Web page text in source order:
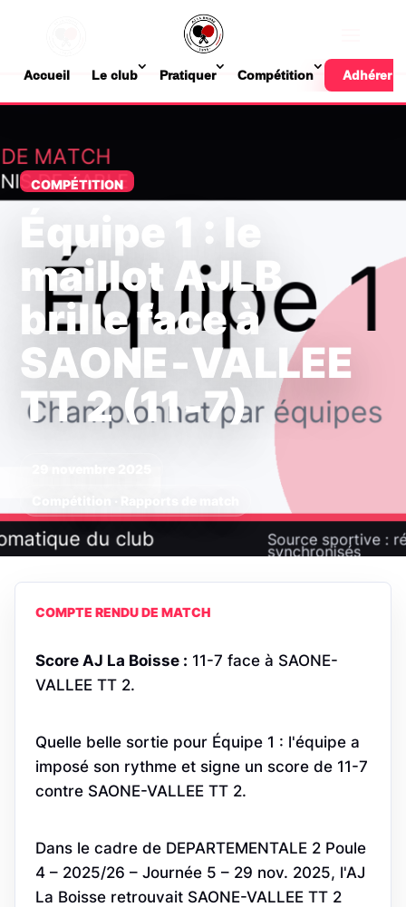
Accueil Le club Pratiquer Compétition Adhérer
COMPÉTITION
Équipe 1 : le
maillot AJLB
brille face à
SAONE‑VALLEE
TT 2 (11‑7)
COMPTE RENDU DE MATCH
Score AJ La Boisse : 11-7 face à SAONE-
VALLEE TT 2.
Quelle belle sortie pour Équipe 1 : l'équipe a
imposé son rythme et signe un score de 11-7
contre SAONE-VALLEE TT 2.
Dans le cadre de DEPARTEMENTALE 2 Poule
4 – 2025/26 – Journée 5 – 29 nov. 2025, l'AJ
La Boisse retrouvait SAONE-VALLEE TT 2